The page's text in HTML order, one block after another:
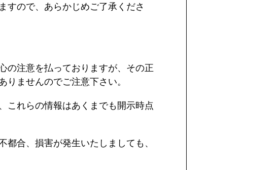
すので、あらかじめご了承くださ
の注意を払っておりますが、その正
ませんのでご注意下さい。
これらの情報はあくまでも開示時点
合、損害が発生いたしましても、